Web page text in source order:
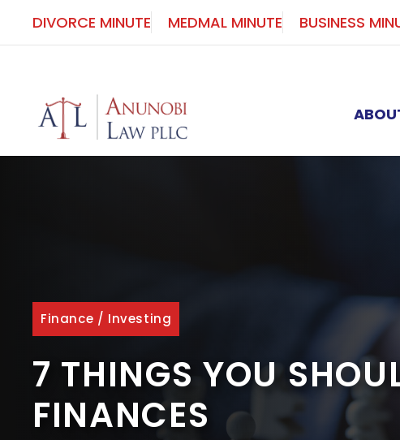
Skip
to
DIVORCE MINUTE MEDMAL MINUTE BUSINESS
Finance / Investing
7 THINGS YOU
FINANCES